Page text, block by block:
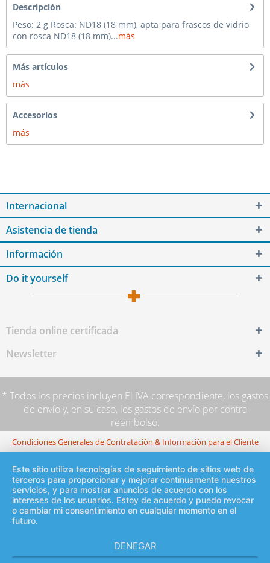
Descripción
Peso: 2 g Rosca: ND18 (18 mm), apta para frascos de vidrio
con rosca ND18 (18 mm)...más
Más artículos
más
Accesorios
más
Internacional
Asistencia de tienda
Información
Do it yourself
Tienda online certificada
Newsletter
* Todos los precios incluyen El IVA correspondiente, los gastos
de envíoy, en su caso, los gastos de envío por contra
reembolso.
Condiciones Generales de Contratación & Información para el Cliente
Este sitio utiliza tecnologías de seguimiento de sitios web de
terceros para proporcionar y mejorar continuamente nuestros
servicios, y para mostrar anuncios de acuerdo con los
intereses de los usuarios. Estoy de acuerdo y puedo revocar
o cambiar mi consentimiento en cualquier momento en el
futuro.
DENEGAR